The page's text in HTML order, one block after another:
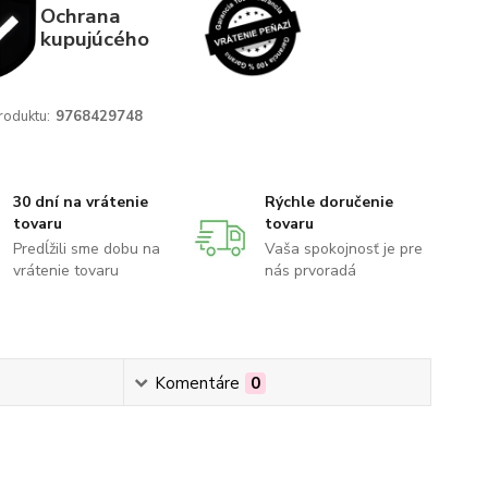
Ochrana
kupujúcého
9768429748
30 dní na vrátenie
tovaru
Predĺžili sme dobu na
vrátenie tovaru
Rýchle doručenie
tovaru
Vaša spokojnosť je pre
nás prvoradá
Komentáre 0